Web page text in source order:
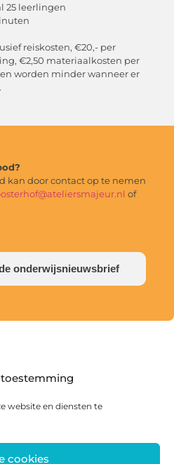
toestemming
website en diensten te
cookies
25 leerlingen
reiskosten, €20,- per
€2,50 materiaalkosten per
worden minder wanneer er
kan door contact op te nemen
of
onderwijsnieuwsbrief